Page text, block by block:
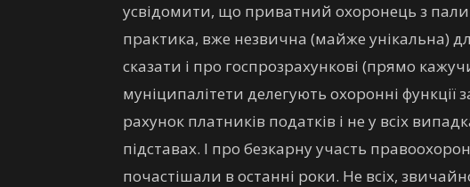
усвідомити, що приватний охоронець з
практика, вже незвична (майже унікальна)
сказати і про госпрозрахункові (прямо
муніципалітети делегують охоронні функції
рахунок платників податків і не у всіх
підставах. І про безкарну участь
почастішали в останні роки. Не всіх,